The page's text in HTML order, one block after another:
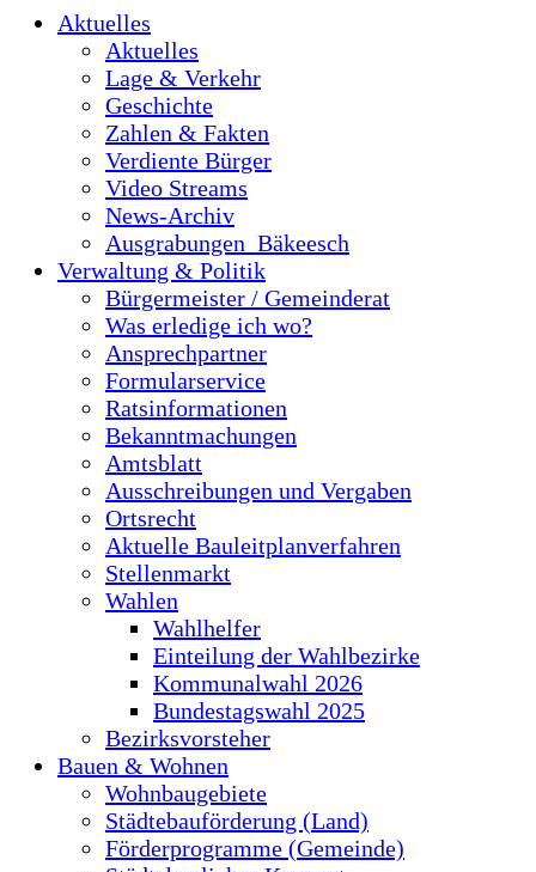
Aktuelles
Aktuelles
Lage & Verkehr
Geschichte
Zahlen & Fakten
Verdiente Bürger
Video Streams
News-Archiv
Ausgrabungen_Bäkeesch
Verwaltung & Politik
Bürgermeister / Gemeinderat
Was erledige ich wo?
Ansprechpartner
Formularservice
Ratsinformationen
Bekanntmachungen
Amtsblatt
Ausschreibungen und Vergaben
Ortsrecht
Aktuelle Bauleitplanverfahren
Stellenmarkt
Wahlen
Wahlhelfer
Einteilung der Wahlbezirke
Kommunalwahl 2026
Bundestagswahl 2025
Bezirksvorsteher
Bauen & Wohnen
Wohnbaugebiete
Städtebauförderung (Land)
Förderprogramme (Gemeinde)